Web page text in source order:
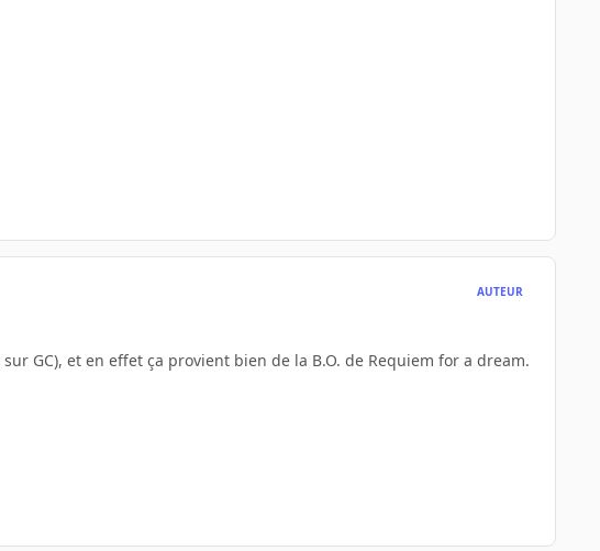
AUTEUR
GC), et en effet ça provient bien de la B.O. de Requiem for a dream.